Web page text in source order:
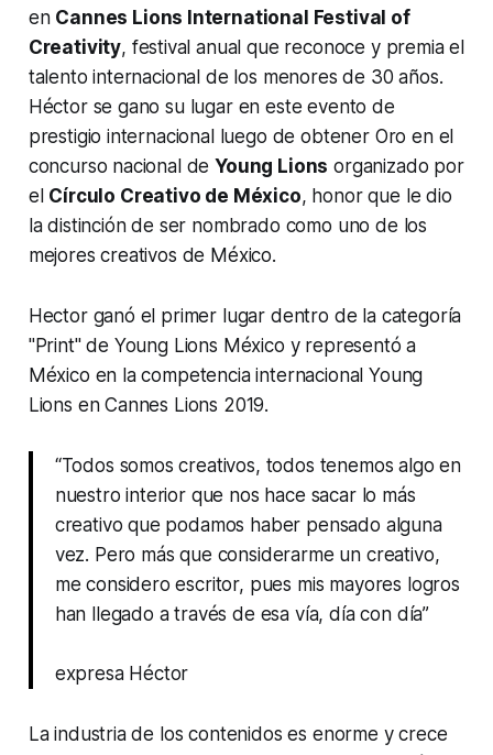
en Cannes Lions International Festival of
Creativity, festival anual que reconoce y premia el
talento internacional de los menores de 30 años.
Héctor se gano su lugar en este evento de
prestigio internacional luego de obtener Oro en el
concurso nacional deYoung Lions organizado por
el Círculo Creativo de México, honor que le dio
la distinción de ser nombrado como uno de los
mejores creativos de México.
Hector ganó el primer lugar dentro de la categoría
"Print" de Young Lions México y representó a
México en la competencia internacional Young
Lions en Cannes Lions 2019.
“Todos somos creativos, todos tenemos algo en
nuestro interior que nos hace sacar lo más
creativo que podamos haber pensado alguna
vez. Pero más que considerarme un creativo,
me considero escritor, pues mis mayores logros
han llegado a través de esa vía, día con día”
expresa Héctor
La industria de los contenidos es enorme y crece